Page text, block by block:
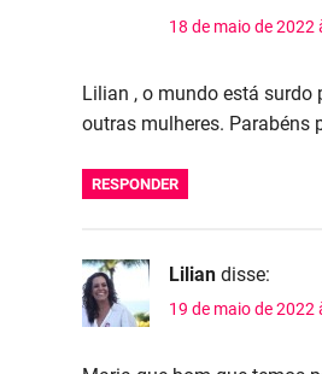
18 de maio de 2022
Lilian , o mundo está surdo
outras mulheres. Parabéns
RESPONDER
Lilian disse:
19 de maio de 2022